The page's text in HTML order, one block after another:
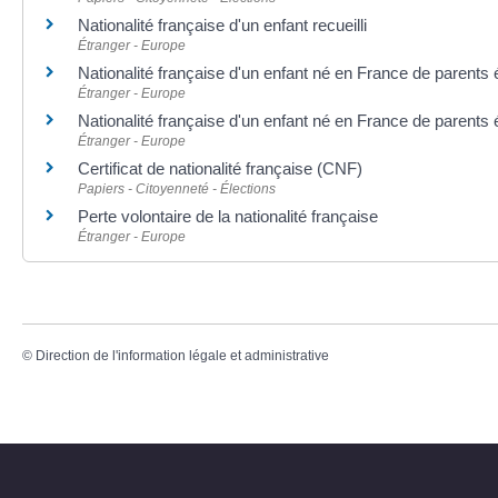
Nationalité française d'un enfant recueilli
Étranger - Europe
Nationalité française d'un enfant né en France de parents
Étranger - Europe
Nationalité française d'un enfant né en France de parents
Étranger - Europe
Certificat de nationalité française (CNF)
Papiers - Citoyenneté - Élections
Perte volontaire de la nationalité française
Étranger - Europe
© Direction de l'information légale et administrative